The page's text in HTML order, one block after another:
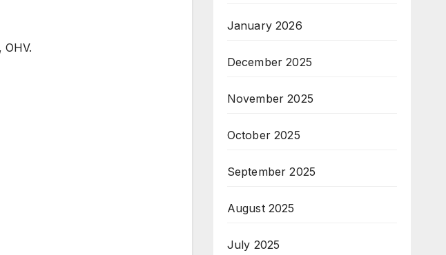
January 2026
December 2025
November 2025
October 2025
September 2025
August 2025
July 2025